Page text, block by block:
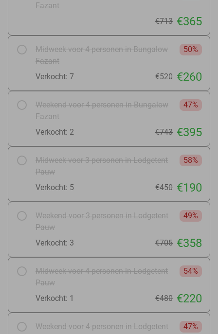
Fazant
€713 €365
Midweek voor 4 personen in Bungalow
Fazant
50%
Verkocht: 7 €520 €260
Weekend voor 4 personen in Bungalow
Fazant
47%
Verkocht: 2 €743 €395
Midweek voor 3 personen in Lodgetent
Pauw
58%
Verkocht: 5 €450 €190
Weekend voor 3 personen in Lodgetent
Pauw
49%
Verkocht: 3 €705 €358
Midweek voor 4 personen in Lodgetent
Pauw
54%
Verkocht: 1 €480 €220
Weekend voor 4 personen in Lodgetent
47%